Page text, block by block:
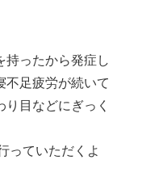
持ったから発症し
不足疲労が続いて
目などにぎっく
っていただくよ